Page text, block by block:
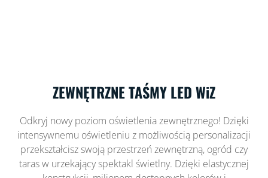
ZEWNĘTRZNE TAŚMY LED WiZ
Odkryj nowy poziom oświetlenia zewnętrznego! Dzięki
intensywnemu oświetleniu z możliwością personalizacji
przekształcisz swoją przestrzeń zewnętrzną, ogród czy
taras w urzekający spektakl świetlny. Dzięki elastycznej